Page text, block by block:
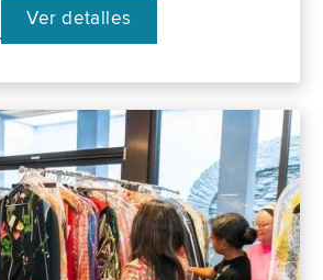
Ver detalles